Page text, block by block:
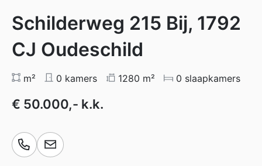
Schilderweg 215 Bij, 1792
CJ Oudeschild
m² 0 kamers 1280 m² 0 slaapkamers
€ 50.000,- k.k.